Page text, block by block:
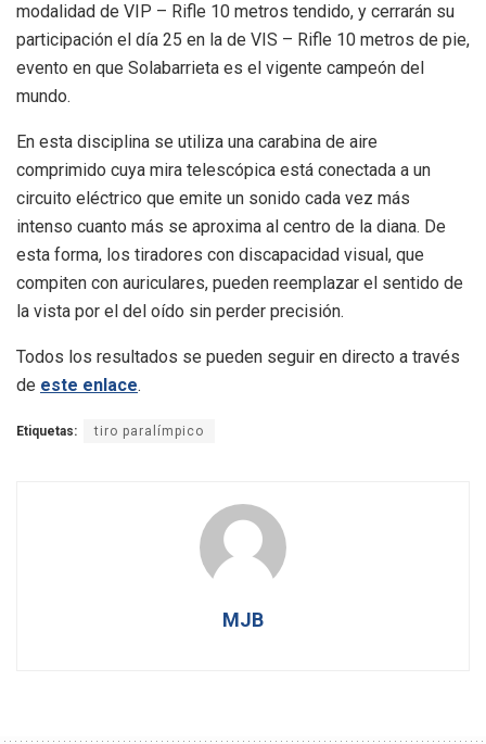
modalidad de VIP – Rifle 10 metros tendido, y cerrarán su
participación el día 25 en la de VIS – Rifle 10 metros de pie,
evento en que Solabarrieta es el vigente campeón del
mundo.
En esta disciplina se utiliza una carabina de aire
comprimido cuya mira telescópica está conectada a un
circuito eléctrico que emite un sonido cada vez más
intenso cuanto más se aproxima al centro de la diana. De
esta forma, los tiradores con discapacidad visual, que
compiten con auriculares, pueden reemplazar el sentido de
la vista por el del oído sin perder precisión.
Todos los resultados se pueden seguir en directo a través
de este enlace.
Etiquetas: tiro paralímpico
MJB